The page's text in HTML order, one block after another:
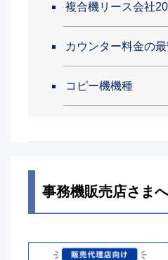
複合機リース会社20
カウンター料金の
コピー機機種
事務機販売店さまへ